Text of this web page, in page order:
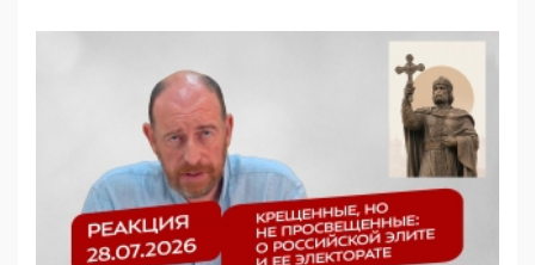
деятельность ИИТО ЮНЕСКО в России, но
цифроглобалисты продолжают определять
повестку в образовании
09:43, 01 Июня 2026
5G за счет здоровья граждан: Минцифры намерено
отобрать у регионов и муниципалитетов право
защищать жилые дома и социальные объекты от
05:58, 26 Мая 2026